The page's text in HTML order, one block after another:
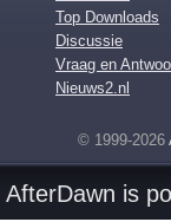
Top Downloads
Discussie
Vraag en
Nieuws2.nl
© 1999-2026
AfterDawn is